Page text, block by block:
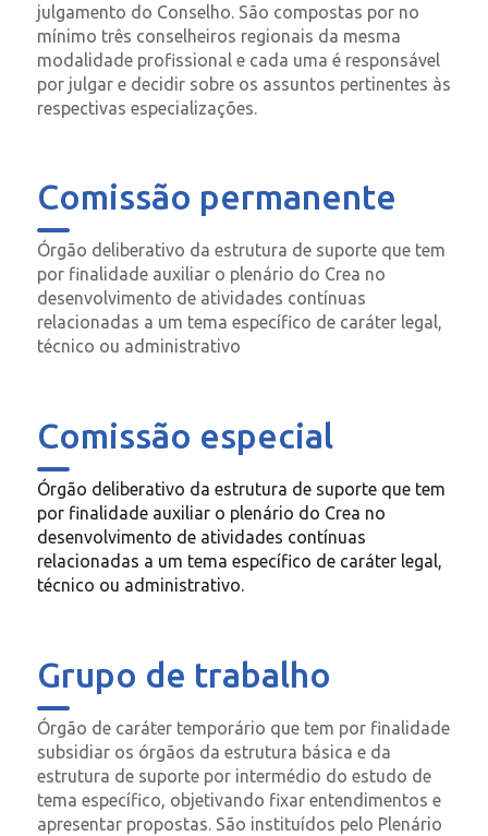
julgamento do Conselho. São compostas por no
mínimo três conselheiros regionais da mesma
modalidade profissional e cada uma é responsável
por julgar e decidir sobre os assuntos pertinentes às
respectivas especializações.
Comissão permanente
Órgão deliberativo da estrutura de suporte que tem
por finalidade auxiliar o plenário do Crea no
desenvolvimento de atividades contínuas
relacionadas a um tema específico de caráter legal,
técnico ou administrativo
Comissão especial
Órgão deliberativo da estrutura de suporte que tem
por finalidade auxiliar o plenário do Crea no
desenvolvimento de atividades contínuas
relacionadas a um tema específico de caráter legal,
técnico ou administrativo.
Grupo de trabalho
Órgão de caráter temporário que tem por finalidade
subsidiar os órgãos da estrutura básica e da
estrutura de suporte por intermédio do estudo de
tema específico, objetivando fixar entendimentos e
apresentar propostas. São instituídos pelo Plenário